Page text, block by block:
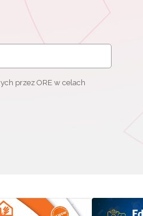
przez ORE w celach